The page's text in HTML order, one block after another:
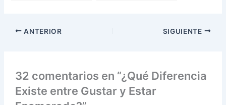
ANTERIOR SIGUIENTE
32 comentarios en “¿Qué Diferencia
Existe entre Gustar y Estar